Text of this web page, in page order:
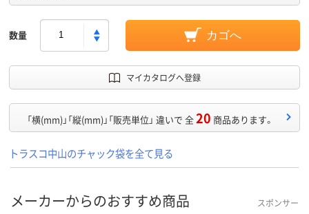
数量 カゴへ
マイカタログへ登録
「横(mm)」「縦(mm)」「販売単位」 違いで 全20 商品あります。
トラスコ中山のチャック袋を全て見る
メーカーからのおすすめ商品 スポンサー